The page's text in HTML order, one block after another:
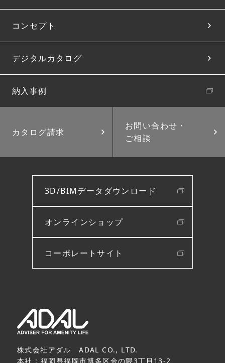
コンセプト
デジタルカタログ
納入事例
カタログ請求
お問い合わせ・
ご相談
3D/BIMデータダウンロード
オンラインショップ
コーポレートサイト
株式会社アダル ADAL CO., LTD.
本社 : 福岡県福岡市博多区金の隈3丁目13-2